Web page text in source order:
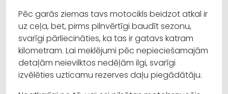
Pēc garās ziemas tavs motocikls beidzot atkal ir
uz ceļa, bet, pirms pilnvērtīgi baudīt sezonu,
svarīgi pārliecināties, ka tas ir gatavs katram
kilometram. Lai meklējumi pēc nepieciešamajām
detaļām neievilktos nedēļām ilgi, svarīgi
izvēlēties uzticamu rezerves daļu piegādātāju.